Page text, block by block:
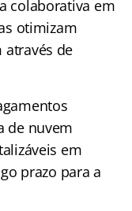
colaborativa em
otimizam
de
de nuvem
em
prazo para a